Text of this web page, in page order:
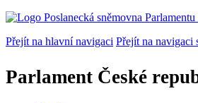
Přejít na hlavní navigaci Přejít na navigaci
Parlament České